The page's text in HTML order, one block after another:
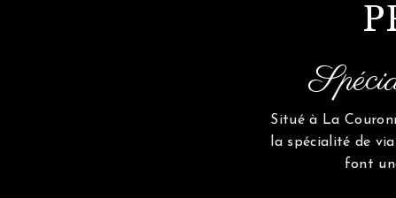
Situé à La
la spécialité de
font